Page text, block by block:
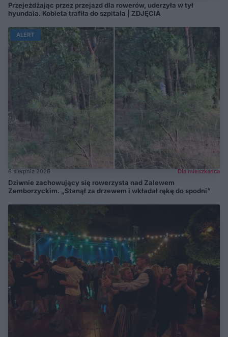
Przejeżdżając przez przejazd dla rowerów, uderzyła w tył
hyundaia. Kobieta trafiła do szpitala | ZDJĘCIA
ALERT
6 sierpnia 2026 Dla mieszkańca
Dziwnie zachowujący się rowerzysta nad Zalewem
Zemborzyckim. „Stanął za drzewem i wkładał rękę do spodni”